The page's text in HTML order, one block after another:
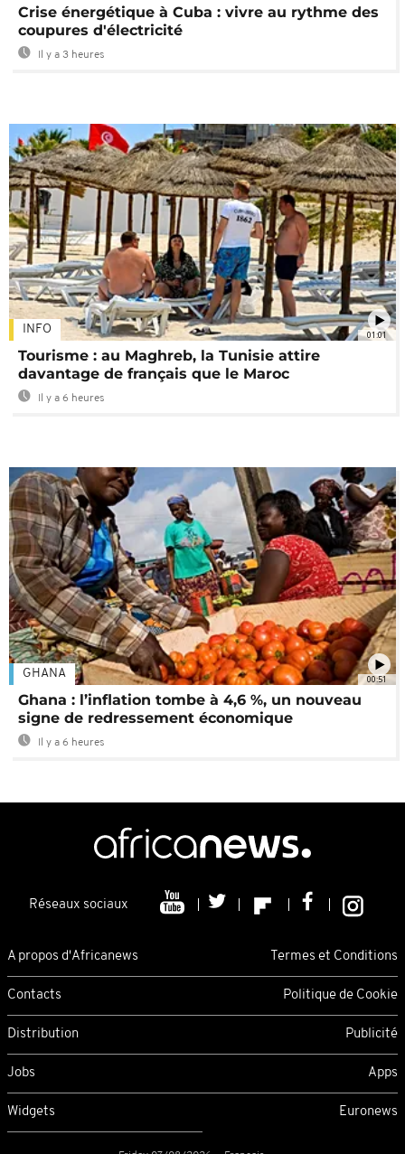
Crise énergétique à Cuba : vivre au rythme des
coupures d'électricité
Il y a 3 heures
01:01
INFO
Tourisme : au Maghreb, la Tunisie attire
davantage de français que le Maroc
Il y a 6 heures
00:51
GHANA
Ghana : l’inflation tombe à 4,6 %, un nouveau
signe de redressement économique
Il y a 6 heures
Réseaux sociaux
A propos d'Africanews Termes et Conditions
Contacts Politique de Cookie
Distribution Publicité
Jobs Apps
Widgets Euronews